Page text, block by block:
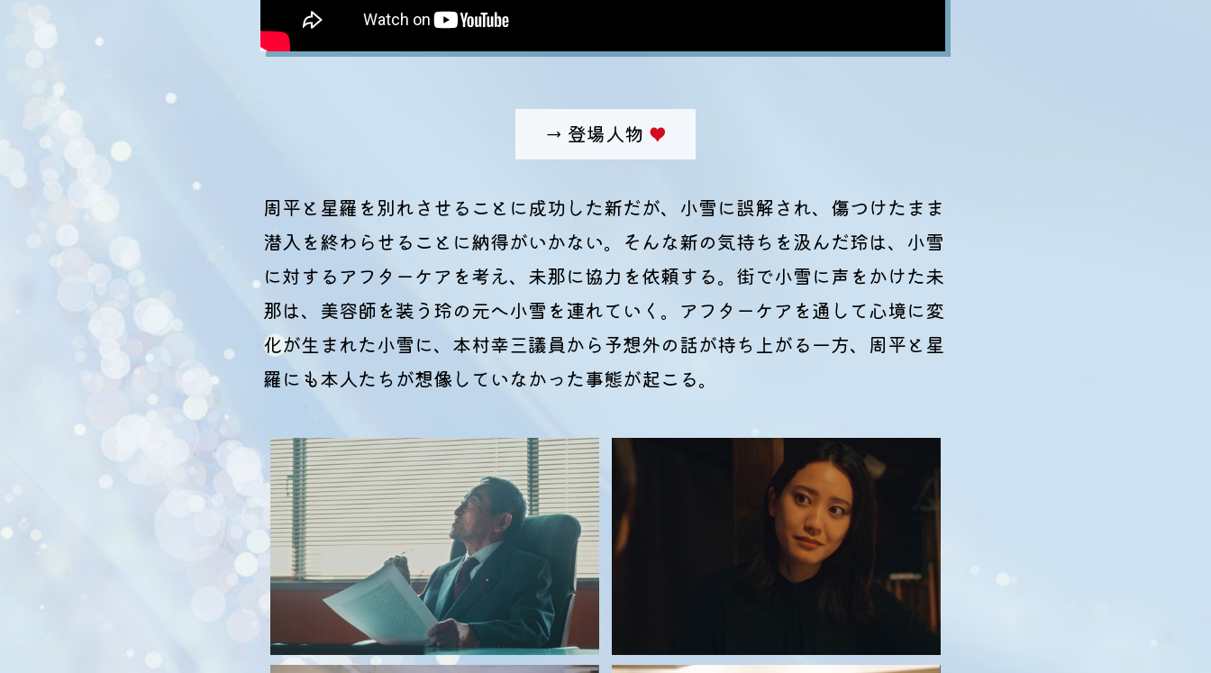
→ 登場人物 ♥
周平と星羅を別れさせることに成功した新だが、小雪に誤解され、傷つけたまま
潜入を終わらせることに納得がいかない。そんな新の気持ちを汲んだ玲は、小雪
に対するアフターケアを考え、未那に協力を依頼する。街で小雪に声をかけた未
那は、美容師を装う玲の元へ小雪を連れていく。アフターケアを通して心境に変
化が生まれた小雪に、本村幸三議員から予想外の話が持ち上がる一方、周平と星
羅にも本人たちが想像していなかった事態が起こる。